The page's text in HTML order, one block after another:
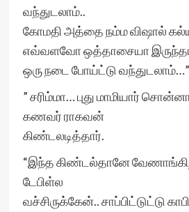
வந்துடலாம்..
கோமதி அத்தை நம்ம விஷால்
எவ்வளவோ ஒத்தாசையா
ஒரு நடை போய்ட்டு வந்துடலாம்…”
” சரிம்மா… புது மாமியார்
கணவர் ராகவன்
கிண்டலடித்தார்.
“இந்த கிண்டல்தானே
டேபிள்ல
வச்சிருக்கேன்.. சாப்பிட்டுட்டு